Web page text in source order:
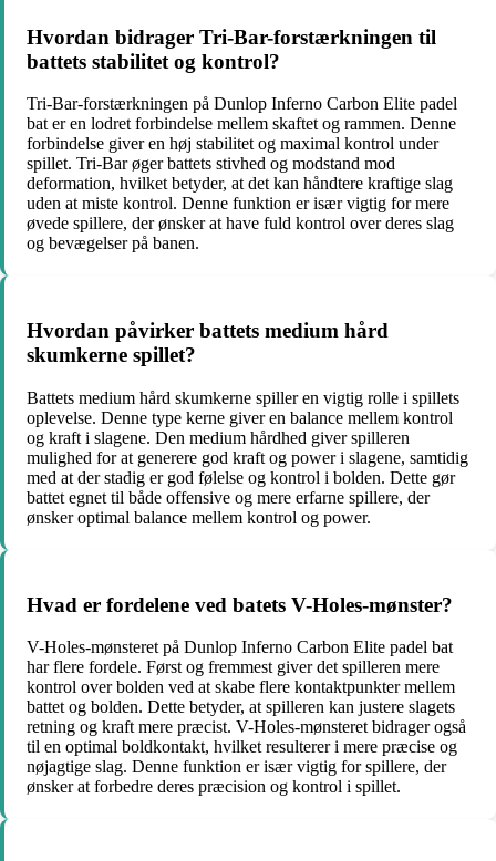
Hvordan bidrager Tri-Bar-forstærkningen til
battets stabilitet og kontrol?
Tri-Bar-forstærkningen på Dunlop Inferno Carbon Elite padel
bat er en lodret forbindelse mellem skaftet og rammen. Denne
forbindelse giver en høj stabilitet og maximal kontrol under
spillet. Tri-Bar øger battets stivhed og modstand mod
deformation, hvilket betyder, at det kan håndtere kraftige slag
uden at miste kontrol. Denne funktion er især vigtig for mere
øvede spillere, der ønsker at have fuld kontrol over deres slag
og bevægelser på banen.
Hvordan påvirker battets medium hård
skumkerne spillet?
Battets medium hård skumkerne spiller en vigtig rolle i spillets
oplevelse. Denne type kerne giver en balance mellem kontrol
og kraft i slagene. Den medium hårdhed giver spilleren
mulighed for at generere god kraft og power i slagene, samtidig
med at der stadig er god følelse og kontrol i bolden. Dette gør
battet egnet til både offensive og mere erfarne spillere, der
ønsker optimal balance mellem kontrol og power.
Hvad er fordelene ved batets V-Holes-mønster?
V-Holes-mønsteret på Dunlop Inferno Carbon Elite padel bat
har flere fordele. Først og fremmest giver det spilleren mere
kontrol over bolden ved at skabe flere kontaktpunkter mellem
battet og bolden. Dette betyder, at spilleren kan justere slagets
retning og kraft mere præcist. V-Holes-mønsteret bidrager også
til en optimal boldkontakt, hvilket resulterer i mere præcise og
nøjagtige slag. Denne funktion er især vigtig for spillere, der
ønsker at forbedre deres præcision og kontrol i spillet.